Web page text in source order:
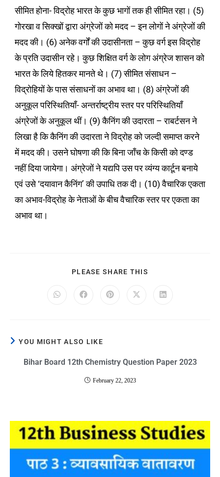
सीमित होना- विद्रोह भारत के कुछ भागों तक ही सीमित रहा। (5)
गोरखा व सिक्खों द्वारा अंग्रेजों को मदद – इन लोगों ने अंग्रेजों की
मदद की। (6) अनेक वर्गों की उदासीनता – कुछ वर्ग इस विद्रोह
के प्रति उदासीन रहे। कुछ शिक्षित वर्ग के लोग अंग्रेज शासन को
भारत के लिये हितकर मानते थे। (7) सीमित संसाधन –
विद्रोहियों के पास संसाधनों का अभाव था। (8) अंग्रेजों की
अनुकूल परिस्थितियाँ- अन्तर्राष्ट्रीय स्तर पर परिस्थितियाँ
अंग्रेजों के अनुकूल थीं। (9) कैनिंग की उदारता – राबर्टसन ने
लिखा है कि कैनिंग की उदारता ने विद्रोह को जल्दी समाप्त करने
में मदद की। उसने घोषणा की कि बिना जाँच के किसी को दण्ड
नहीं दिया जायेगा। अंग्रेजों ने यद्यपि उस पर व्यंग्य कार्टून बनाये
एवं उसे ‘दयावान कैनिंग’ की उपाधि तक दी। (10) वैचारिक एकता
का अभाव-विद्रोह के नेताओं के बीच वैचारिक स्तर पर एकता का
अभाव था।
PLEASE SHARE THIS
YOU MIGHT ALSO LIKE
Bihar Board 12th Chemistry Question Paper 2023
February 22, 2023